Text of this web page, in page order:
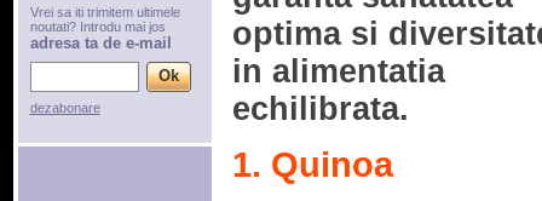
optima si
in alimentatia
echilibrata.
1. Quinoa
Vrei sa iti trimitem ultimele
noutati? Introdu mai jos
adresa ta de e-mail
dezabonare